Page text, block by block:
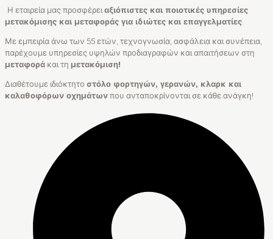
Η εταιρεία μας προσφέρειαξιόπιστες και ποιοτικές υπηρεσίες
μετακόμισης και μεταφοράς για ιδιώτες και επαγγελματίες.
Με εμπειρία άνω των 55 ετών, τεχνογνωσία, ασφάλεια και συνέπεια,
παρέχουμε υπηρεσίες υψηλών προδιαγραφών και απαιτήσεων στη
μεταφορά και τη μετακόμιση!
Διαθέτουμε ιδιόκτητο στόλο φορτηγών, γερανών, κλαρκ και
καλαθοφόρων οχημάτωνπου ανταποκρίνονται σε κάθε ανάγκη!